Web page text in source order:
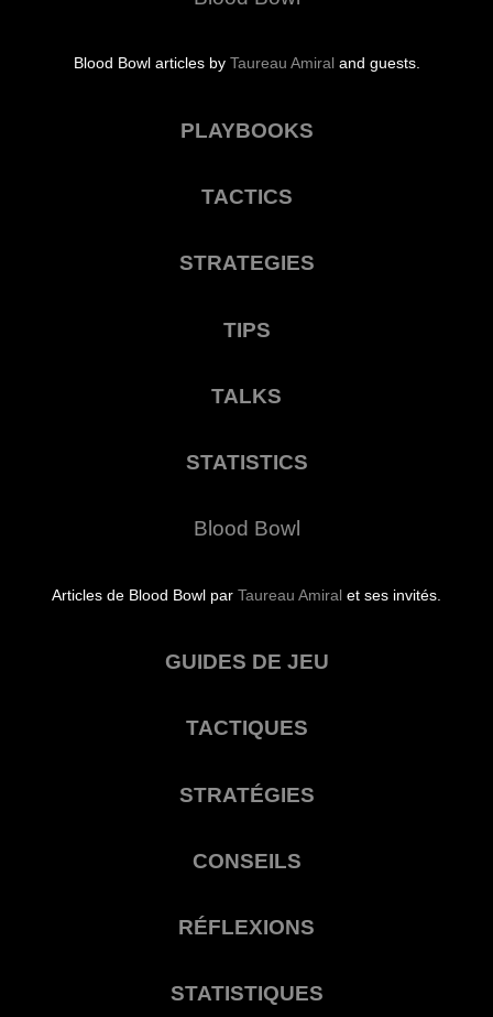
Blood Bowl articles by Taureau Amiral and guests.
PLAYBOOKS
TACTICS
STRATEGIES
TIPS
TALKS
STATISTICS
Blood Bowl
Articles de Blood Bowl par Taureau Amiral et ses invités.
GUIDES DE JEU
TACTIQUES
STRATÉGIES
CONSEILS
RÉFLEXIONS
STATISTIQUES